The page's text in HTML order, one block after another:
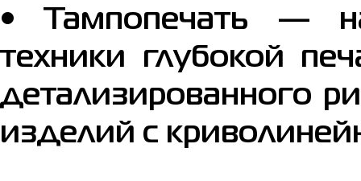
• Тампопечать —
техники глубокой
детализированного
изделий с